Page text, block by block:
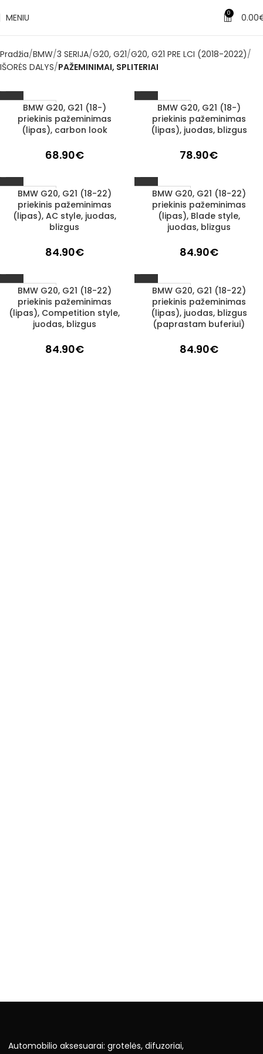
MENIU 0 0.00
Pradžia BMW 3 SERIJA G20, G21 G20, G21 PRE LCI (2018-2022)
IŠORĖS DALYS PAŽEMINIMAI, SPLITERIAI
1–3 d. d.
BMW G20, G21 (18-)
priekinis pažeminimas
(lipas), carbon look
68.90€
1–3 d. d.
BMW G20, G21 (18-)
priekinis pažeminimas
(lipas), juodas, blizgus
78.90€
1–3 d. d.
BMW G20, G21 (18-22)
priekinis pažeminimas
(lipas), AC style, juodas,
blizgus
84.90€
1–3 d. d.
BMW G20, G21 (18-22)
priekinis pažeminimas
(lipas), Blade style,
juodas, blizgus
84.90€
1–3 d. d.
BMW G20, G21 (18-22)
priekinis pažeminimas
(lipas), Competition style,
juodas, blizgus
84.90€
1–3 d. d.
BMW G20, G21 (18-22)
priekinis pažeminimas
(lipas), juodas, blizgus
(paprastam buferiui)
84.90€
Automobilio aksesuarai: grotelės, difuzoriai,